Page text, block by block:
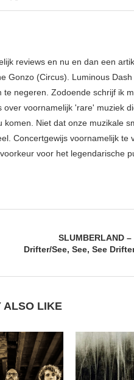
reviews en nu en dan een
Gonzo (Circus). Luminous
te negeren. Zodoende schrijf ik
over voornamelijk 'rare' muziek
komen. Niet dat onze muzikale
Concertgewijs voornamelijk te
voor het legendarische
SLUMBERLAND –
Drifter/See, See, See
ALSO LIKE